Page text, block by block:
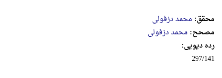
محقق: محمد دزفولی
مصحح: محمد دزفولی
رده دیویی:
297/141